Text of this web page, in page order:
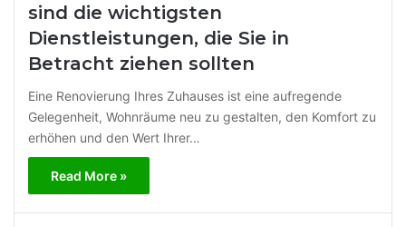
sind die wichtigsten
Dienstleistungen, die Sie in
Betracht ziehen sollten
Eine Renovierung Ihres Zuhauses ist eine aufregende
Gelegenheit, Wohnräume neu zu gestalten, den Komfort zu
erhöhen und den Wert Ihrer…
Read More »